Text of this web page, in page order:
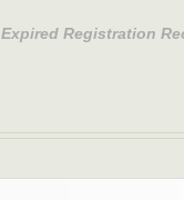
Expired Registration